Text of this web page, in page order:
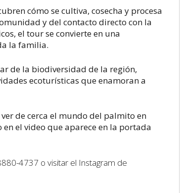
cómo se cultiva, cosecha y procesa
y del contacto directo con la
el tour se convierte en una
la familia.
de la biodiversidad de la región,
ecoturísticas que enamoran a
de cerca el mundo del palmito en
el video que aparece en la portada
4737 o visitar el Instagram de